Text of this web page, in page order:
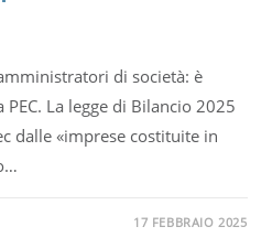
di società: è
La legge di Bilancio 2025
dalle «imprese costituite in
17 FEBBRAIO 2025